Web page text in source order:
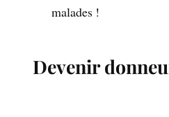
malades !
Devenir